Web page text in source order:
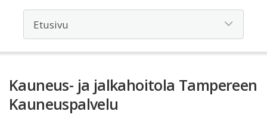
Kauneus- ja jalkahoitola Tampereen
Kauneuspalvelu